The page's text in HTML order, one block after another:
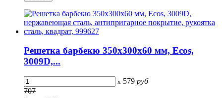
Решетка барбекю 350х300х60 мм, Ecos,
3009D,...
x 579 руб
707